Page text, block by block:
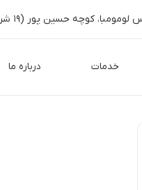
کوچه حسین پور (۱۹ شرقی)، پلاک ۷۳
خدمات درباره ما